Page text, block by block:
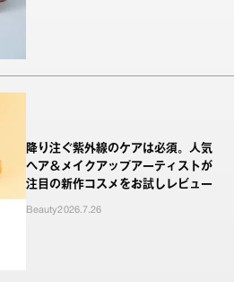
降り注ぐ紫外線のケアは必須。人気
ヘア＆メイクアップアーティストが
注目の新作コスメをお試しレビュー
Beauty2026.7.26